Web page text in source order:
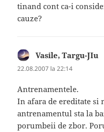
tinand cont ca-i
cauze?
Vasile, Targu-JIu
22.08.2007 la 22:14
Antrenamentele.
In afara de ereditate si
antrenamentul sta la
porumbeii de zbor.